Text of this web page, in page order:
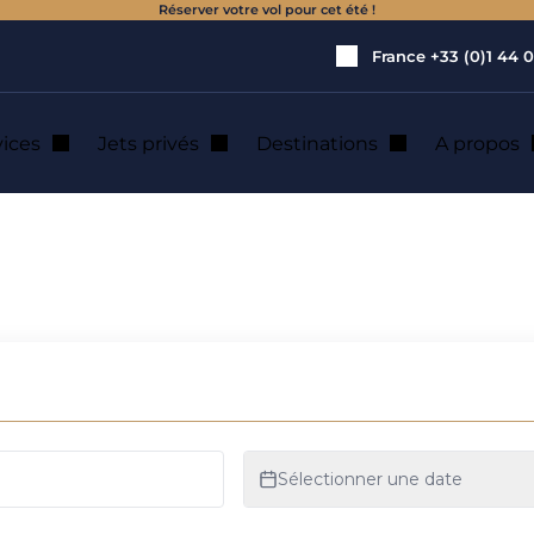
Réserver votre vol pour cet été !
France +33 (0)1 44
Jets privés Destinations A propos